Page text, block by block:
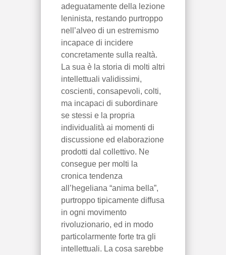
adeguatamente della lezione
leninista, restando purtroppo
nell’alveo di un estremismo
incapace di incidere
concretamente sulla realtà.
La sua è la storia di molti altri
intellettuali validissimi,
coscienti, consapevoli, colti,
ma incapaci di subordinare
se stessi e la propria
individualità ai momenti di
discussione ed elaborazione
prodotti dal collettivo. Ne
consegue per molti la
cronica tendenza
all’hegeliana “anima bella”,
purtroppo tipicamente diffusa
in ogni movimento
rivoluzionario, ed in modo
particolarmente forte tra gli
intellettuali. La cosa sarebbe